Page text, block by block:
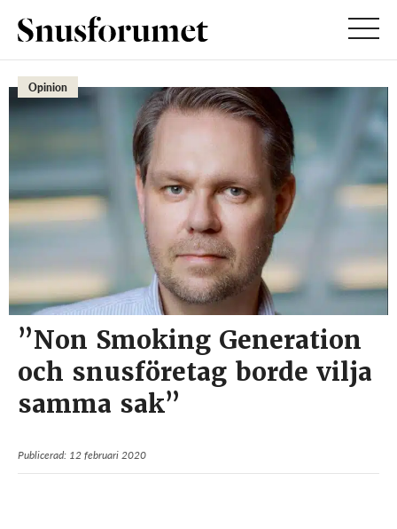
Opinion
”Non Smoking Generation
och snusföretag borde vilja
samma sak”
Publicerad: 12 februari 2020